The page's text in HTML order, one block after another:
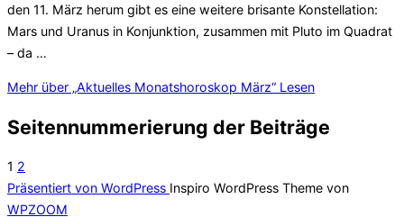
den 11. März herum gibt es eine weitere brisante Konstellation:
Mars und Uranus in Konjunktion, zusammen mit Pluto im Quadrat
– da …
Mehr über „Aktuelles Monatshoroskop März“ Lesen
Seitennummerierung der Beiträge
1 2
Präsentiert von WordPress Inspiro WordPress Theme von
WPZOOM